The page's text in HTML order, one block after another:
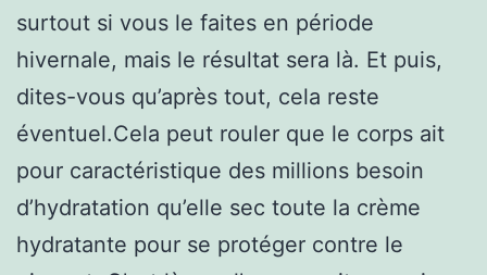
surtout si vous le faites en période
hivernale, mais le résultat sera là. Et puis,
dites-vous qu’après tout, cela reste
éventuel.Cela peut rouler que le corps ait
pour caractéristique des millions besoin
d’hydratation qu’elle sec toute la crème
hydratante pour se protéger contre le